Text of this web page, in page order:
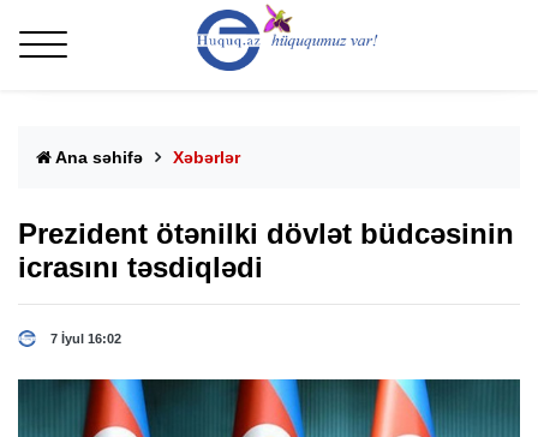
Ana səhifə Xəbərlər
Prezident ötənilki dövlət büdcəsinin
icrasını təsdiqlədi
7 İyul 16:02